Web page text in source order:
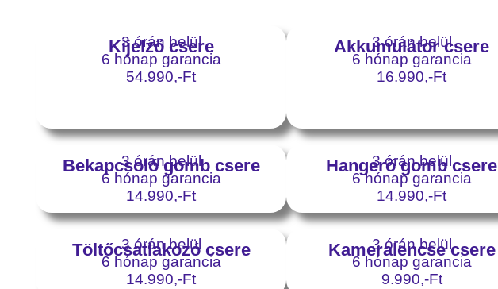
Kijelző csere
3 órán belül
6 hónap garancia
54.990,-Ft
Akkumulátor csere
3 órán belül
6 hónap garancia
16.990,-Ft
Bekapcsoló gomb csere
3 órán belül
6 hónap garancia
14.990,-Ft
Hangerő gomb csere
3 órán belül
6 hónap garancia
14.990,-Ft
Töltőcsatlakozó csere
3 órán belül
6 hónap garancia
14.990,-Ft
Kameralencse csere
3 órán belül
6 hónap garancia
9.990,-Ft